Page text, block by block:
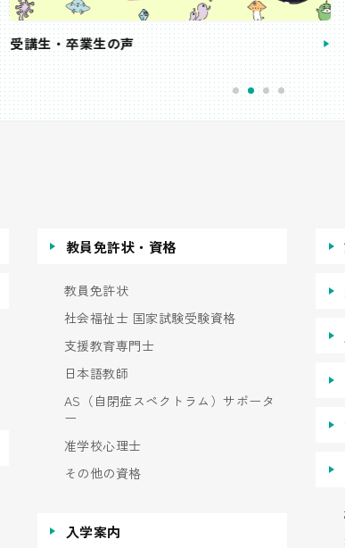
手続き簡単！教員向
教員免許状・資格
教員免許状
社会福祉士 国家試験受験資格
支援教育専門士
日本語教師
AS（自閉症スペクトラム）サポータ
ー
准学校心理士
その他の資格
入学案内